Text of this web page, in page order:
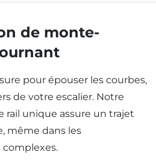
de monte-
pour épouser les courbes,
de votre escalier. Notre
rail unique assure un trajet
même dans les